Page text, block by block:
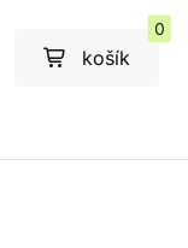
košík
0